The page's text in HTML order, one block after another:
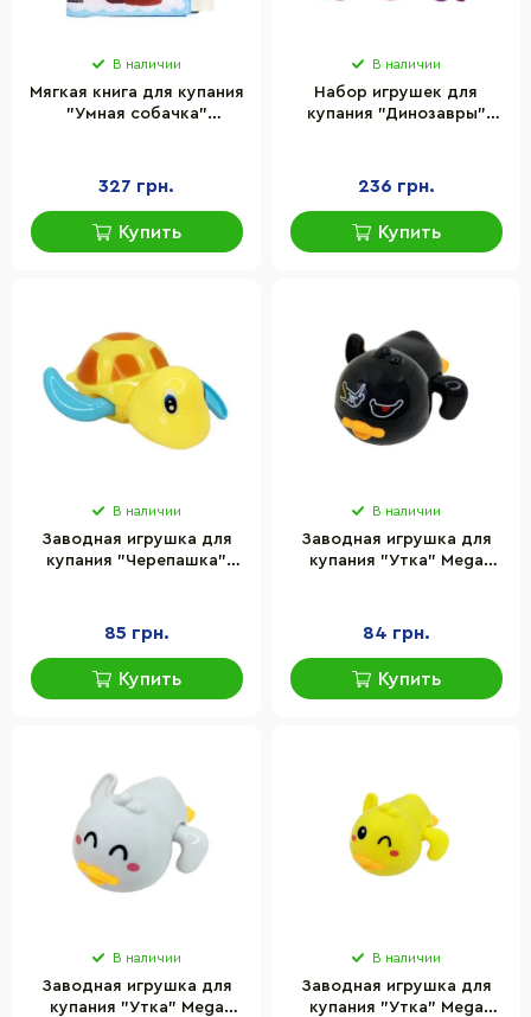
В наличии
Мягкая книга для купания
"Умная собачка"
327 грн.
Купить
В наличии
Набор игрушек для
купания "Динозавры"
236 грн.
Купить
В наличии
Заводная игрушка для
купания "Черепашка"
85 грн.
Купить
В наличии
Заводная игрушка для
купания "Утка" Mega
84 грн.
Купить
В наличии
Заводная игрушка для
купания "Утка" Mega
В наличии
Заводная игрушка для
купания "Утка" Mega